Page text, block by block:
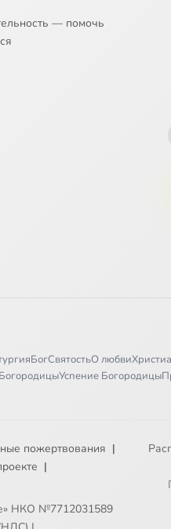
— помочь
БогСвятостьО любви
Успение Богородицы
пожертвования |
|
НКО №7712031589